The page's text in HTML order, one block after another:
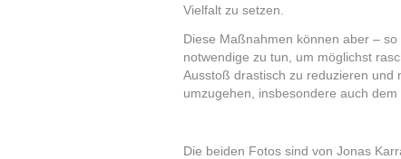
Vielfalt zu setzen.
Diese Maßnahmen können aber –
notwendige zu tun, um möglichst
Ausstoß drastisch zu reduzieren und
umzugehen, insbesondere auch dem
Die beiden Fotos sind von Jonas